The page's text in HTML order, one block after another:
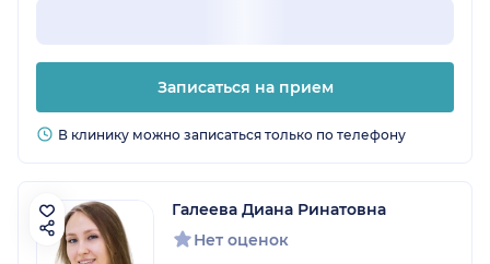
Записаться на прием
В клинику можно записаться только по телефону
Галеева Диана Ринатовна
Нет оценок